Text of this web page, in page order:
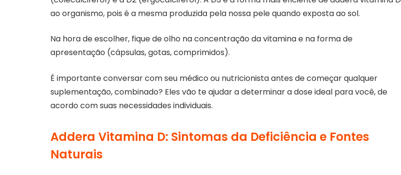
ao organismo, pois é a mesma produzida pela nossa pele quando exposta ao sol.
Na hora de escolher, fique de olho na concentração da vitamina e na forma de
apresentação (cápsulas, gotas, comprimidos).
É importante conversar com seu médico ou nutricionista antes de começar qualquer
suplementação, combinado? Eles vão te ajudar a determinar a dose ideal para você, de
acordo com suas necessidades individuais.
Addera Vitamina D: Sintomas da Deficiência e Fontes
Naturais